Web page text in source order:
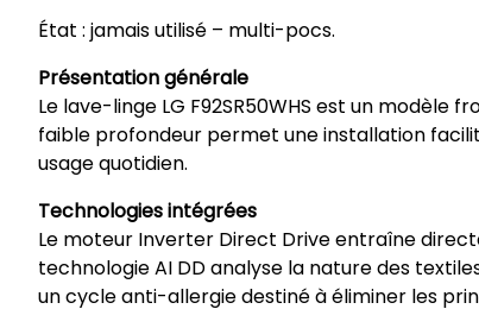
État : jamais utilisé – multi-pocs.
Présentation générale
Le lave-linge LG F92SR50WHS est un
faible profondeur permet une installation
usage quotidien.
Technologies intégrées
Le moteur Inverter Direct Drive entraîne
technologie AI DD analyse la nature des
un cycle anti-allergie destiné à éliminer les